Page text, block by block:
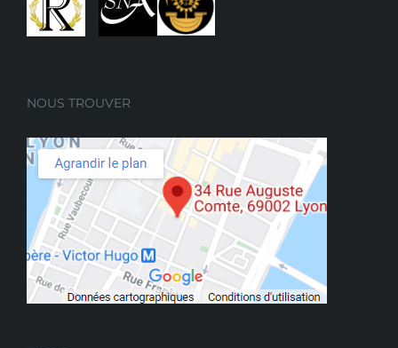
NOUS TROUVER